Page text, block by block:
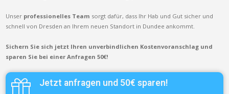
Unser professionelles Team sorgt dafür, dass Ihr Hab und Gut sicher und
schnell von Dresden an Ihrem neuen Standort in Dundee ankommt.
Sichern Sie sich jetzt Ihren unverbindlichen Kostenvoranschlag und
sparen Sie bei einer Anfragen 50€!
Jetzt anfragen und 50€ sparen!